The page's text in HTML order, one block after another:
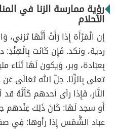
رؤية ممارسة الزنا في
الأحلام
إن الْمَرْأَة إِذا رَأَتْ أَنَّهَا
ردية، ونكد. فَإِن كَانَت
بِعبَادة، وبر، وَيكون لَهَا ثَنَاء
تعلى بِالزِّنَا. جلّ الله تَعَالَى
النَّار، فَإِذا رأى أحدهم كَأَنَّهُ
أَو سجد لَهَا: كَانَ ذَلِك عِنْدهم
عباد الشَّمْس إِذا رأوها: فِي